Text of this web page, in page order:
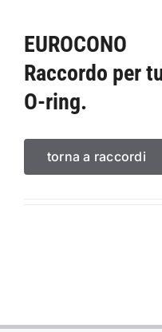
EUROCONO
Raccordo per
O-ring.
torna a raccordi